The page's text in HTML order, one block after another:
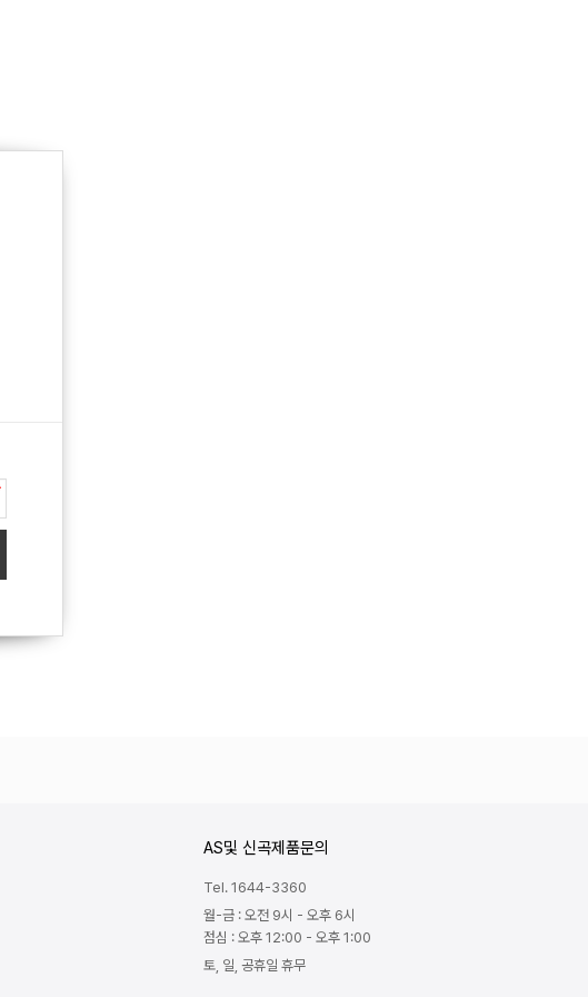
AS및 신곡제품문의
Tel. 1644-3360
월-금 : 오전 9시 - 오후 6시
점심 : 오후 12:00 - 오후 1:00
토, 일, 공휴일 휴무